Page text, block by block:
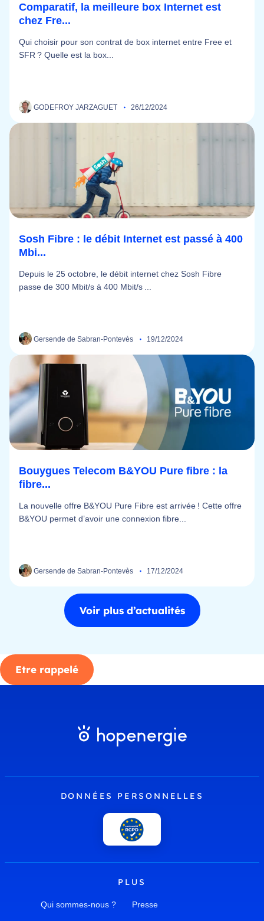
Comparatif, la meilleure box Internet est
chez Fre...
Qui choisir pour son contrat de box internet entre Free et
SFR ? Quelle est la box...
GODEFROY JARZAGUET 26/12/2024
Sosh Fibre : le débit Internet est passé à 400
Mbi...
Depuis le 25 octobre, le débit internet chez Sosh Fibre
passe de 300 Mbit/s à 400 Mbit/s ...
Gersende de Sabran-Pontevès 19/12/2024
Bouygues Telecom B&YOU Pure fibre : la
fibre...
La nouvelle offre B&YOU Pure Fibre est arrivée ! Cette offre
B&YOU permet d’avoir une connexion fibre...
Gersende de Sabran-Pontevès 17/12/2024
Voir plus d’actualités
Etre rappelé
DONNÉES PERSONNELLES
PLUS
Qui sommes-nous ? Presse